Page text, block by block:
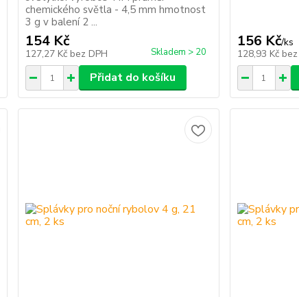
chemického světla - 4,5 mm hmotnost
3 g v balení 2 ...
154 Kč
127,27 Kč bez DPH Skladem > 20
Přidat do košíku
156 Kč/ks
128,93 Kč